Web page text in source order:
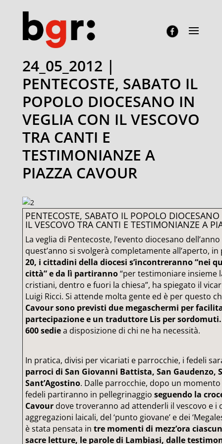
24_05_2012 |
PENTECOSTE, SABATO IL
POPOLO DIOCESANO IN
VEGLIA CON IL VESCOVO
TRA CANTI E
TESTIMONIANZE A
PIAZZA CAVOUR
PENTECOSTE, SABATO IL POPOLO
IL VESCOVO TRA CANTI E TESTIMONIANZE A
La veglia di Pentecoste, l’evento diocesano
quest’anno si svolgerà completamente all’aperto,
20, i cittadini della diocesi s’incontreranno “nei
città” e da lì partiranno“per testimoniare insieme
cristiani, dentro e fuori la chiesa”, ha spiegato il
Luigi Ricci. Si attende molta gente ed è per questo
Cavour sono previsti due megaschermi per
partecipazione e un traduttore Lis per
600 sediea disposizione di chi ne ha necessità.
In pratica, divisi per vicariati e parrocchie, i fedeli
parroci di San Giovanni Battista, San Gaudenzo,
Sant’Agostino. Dalle parrocchie, dopo un
fedeli partiranno in pellegrinaggio seguendo la
Cavourdove troveranno ad attenderli il vescovo e i
aggregazioni laicali, del ‘punto giovane’ e dei
è stata pensata in tre momenti di mezz’ora
sacre letture, le parole di Lambiasi, dalle